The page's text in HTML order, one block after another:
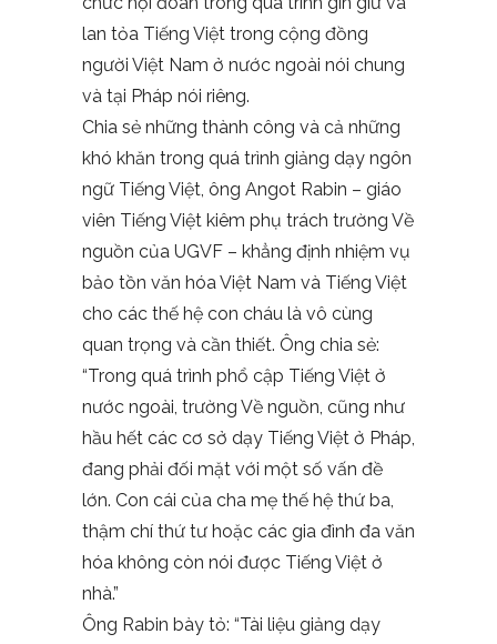
lan tỏa Tiếng Việt trong cộng đồng
người Việt Nam ở nước ngoài nói chung
và tại Pháp nói riêng.
Chia sẻ những thành công và cả những
khó khăn trong quá trình giảng dạy ngôn
ngữ Tiếng Việt, ông Angot Rabin – giáo
viên Tiếng Việt kiêm phụ trách trường Về
nguồn của UGVF – khẳng định nhiệm vụ
bảo tồn văn hóa Việt Nam và Tiếng Việt
cho các thế hệ con cháu là vô cùng
quan trọng và cần thiết. Ông chia sẻ:
“Trong quá trình phổ cập Tiếng Việt ở
nước ngoài, trường Về nguồn, cũng như
hầu hết các cơ sở dạy Tiếng Việt ở Pháp,
đang phải đối mặt với một số vấn đề
lớn. Con cái của cha mẹ thế hệ thứ ba,
thậm chí thứ tư hoặc các gia đình đa văn
hóa không còn nói được Tiếng Việt ở
nhà.”
Ông Rabin bày tỏ: “Tài liệu giảng dạy